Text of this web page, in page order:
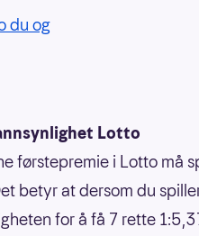
du og
Lotto
førstepremie i Lotto må
betyr at dersom du
for å få 7 rette